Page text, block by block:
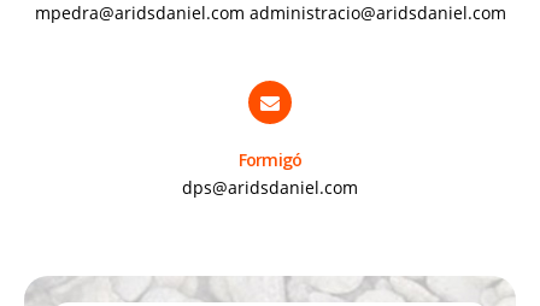
mpedra@aridsdaniel.com administracio@aridsdaniel.com
Formigó
dps@aridsdaniel.com